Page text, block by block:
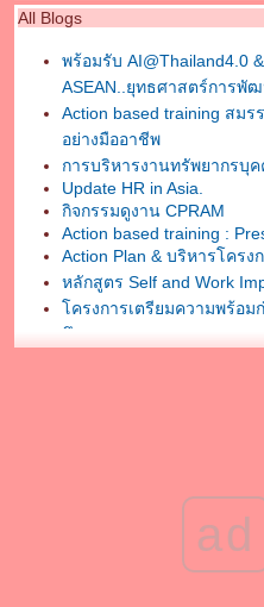
All Blogs
พร้อมรับ AI@Thailand4.0 &
ASEAN..ยุทธศาสตร์การพั
Action based training สม
อย่างมืออาชีพ
การบริหารงานทรัพยากรบุ
Update HR in Asia.
กิจกรรมดูงาน CPRAM
Action based training :
Action Plan & บริหารโครง
หลักสูตร Self and Work
ครงการเตรียมความพร้อม
ศึกษา
กิจกรรม HR North Forum ค
professional training+action
กิจกรรมเพิ่มทักษะการติดต่อ
ad